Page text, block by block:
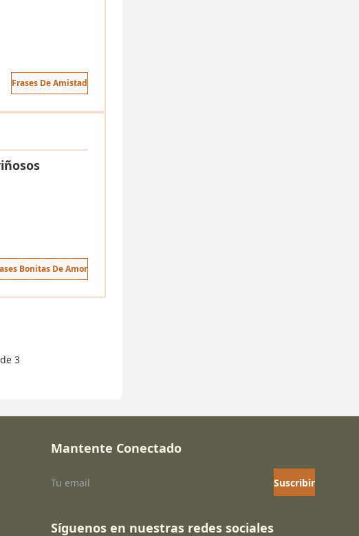
Frases De Amistad
Bonitas De Amor
3
Mantente Conectado
Suscribir
Síguenos en nuestras redes sociales